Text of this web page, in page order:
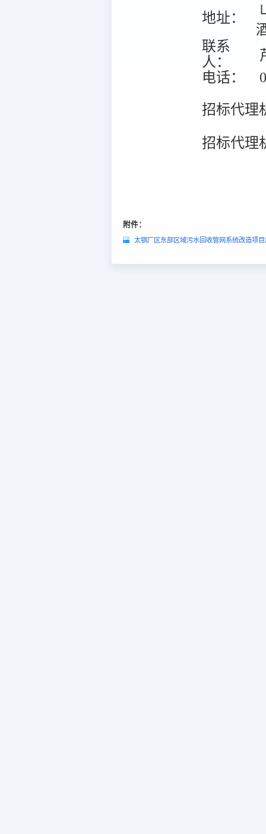
地址：
联系
人：
电话：
招标代理
招标代理
附件：
太钢厂区东部区域污水回收管网系统改造项